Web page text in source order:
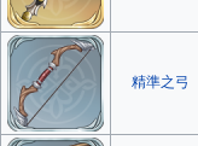
精準之弓